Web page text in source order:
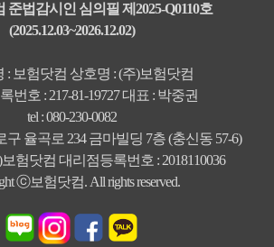
준법감시인 심의필 제2025-Q0110호
(2025.12.03~2026.12.02)
: 보험닷컴 상호명 : (주)보험닷컴
번호 : 217-81-19727 대표 : 박중권
tel : 080-230-0082
구 율곡로 234 금마빌딩 7층 (충신동 57-6)
험닷컴 대리점등록번호 : 2018110036
ⓒ보험닷컴. All rights reserved.